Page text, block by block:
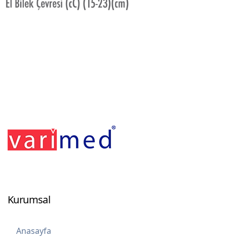
Kurumsal
Anasayfa